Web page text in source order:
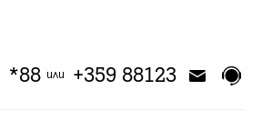
*88 или +359 88123